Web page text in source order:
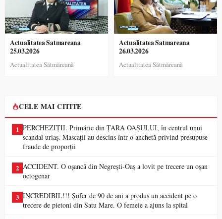
Actualitatea Satmareana
25.03.2026
Actualitatea Sătmăreană
Actualitatea Satmareana
26.03.2026
Actualitatea Sătmăreană
CELE MAI CITITE
1 PERCHEZIȚII. Primărie din ȚARA OAȘULUI, în centrul unui
scandal uriaș. Mascații au descins într-o anchetă privind presupuse
fraude de proporții
2 ACCIDENT. O oșancă din Negrești-Oaș a lovit pe trecere un oșan
octogenar
3 INCREDIBIL!!! Șofer de 90 de ani a produs un accident pe o
trecere de pietoni din Satu Mare. O femeie a ajuns la spital